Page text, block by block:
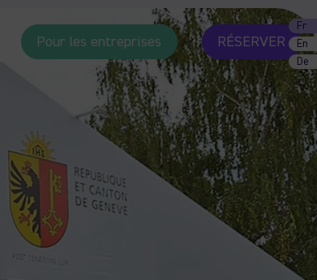
Pour les entreprises RÉSERVER
Fr
En
De